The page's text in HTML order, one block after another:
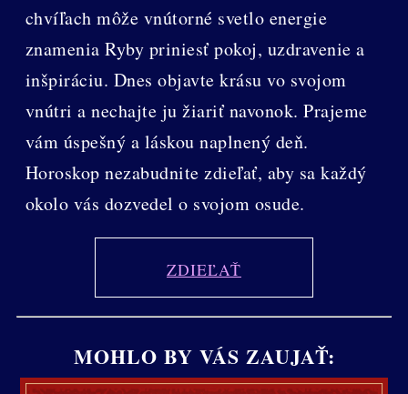
chvíľach môže vnútorné svetlo energie
znamenia Ryby priniesť pokoj, uzdravenie a
inšpiráciu. Dnes objavte krásu vo svojom
vnútri a nechajte ju žiariť navonok. Prajeme
vám úspešný a láskou naplnený deň.
Horoskop nezabudnite zdieľať, aby sa každý
okolo vás dozvedel o svojom osude.
ZDIEĽAŤ
MOHLO BY VÁS ZAUJAŤ: